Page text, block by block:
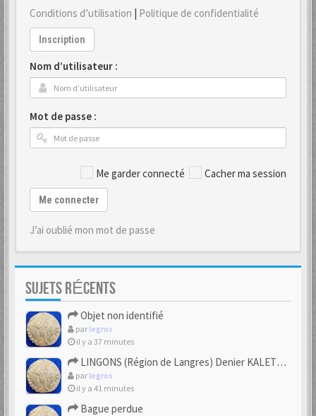
Conditions d’utilisation | Politique de confidentialité
Inscription
Nom d’utilisateur :
Mot de passe :
Me garder connecté Cacher ma session
Me connecter
J’ai oublié mon mot de passe
SUJETS RÉCENTS
Objet non identifié
par legros
il y a 37 minutes
LINGONS (Région de Langres) Denier KALETEDOY à la rouelle
par legros
il y a 41 minutes
Bague perdue